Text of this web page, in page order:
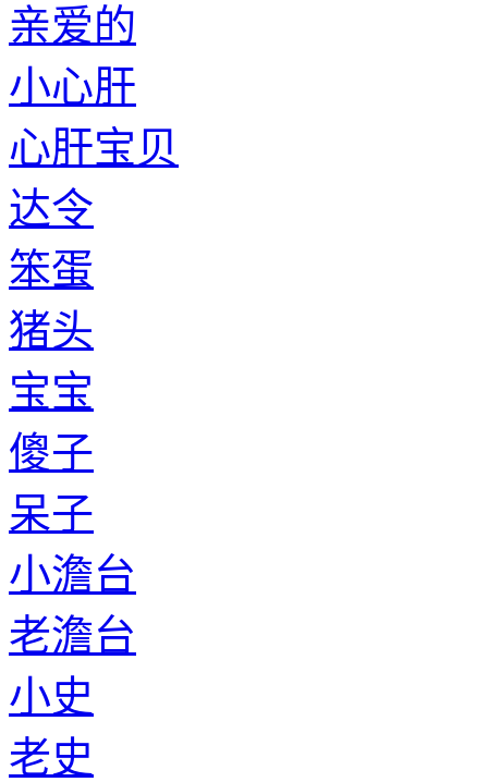
亲爱的
小心肝
心肝宝贝
达令
笨蛋
猪头
宝宝
傻子
呆子
小澹台
老澹台
小史
老史